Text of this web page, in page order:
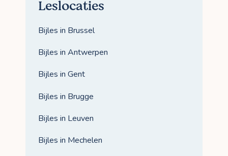
Leslocaties
Bijles in Brussel
Bijles in Antwerpen
Bijles in Gent
Bijles in Brugge
Bijles in Leuven
Bijles in Mechelen